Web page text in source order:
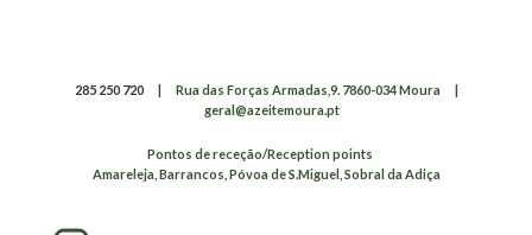
285 250 720 Rua das Forças Armadas,9. 7860-034 Moura
geral@azeitemoura.pt
Pontos de receção/Reception points
Amareleja, Barrancos, Póvoa de S.Miguel, Sobral da Adiça